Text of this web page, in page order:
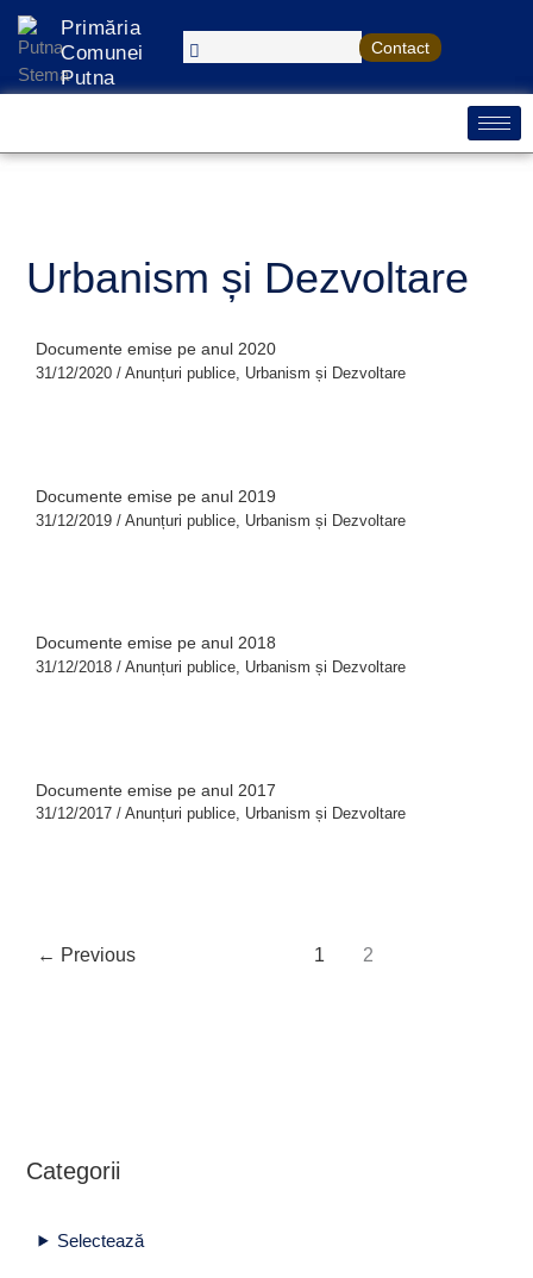
Treci
conținut
Primăria
Comunei
Putna
Contact
Urbanism și Dezvoltare
Documente emise pe anul 2020
31/12/2020 / Anunțuri publice, Urbanism și Dezvoltare
Documente emise pe anul 2019
31/12/2019 / Anunțuri publice, Urbanism și Dezvoltare
Documente emise pe anul 2018
31/12/2018 / Anunțuri publice, Urbanism și Dezvoltare
Documente emise pe anul 2017
31/12/2017 / Anunțuri publice, Urbanism și Dezvoltare
← Previous 1 2
Categorii
Selectează
S
e
a
c